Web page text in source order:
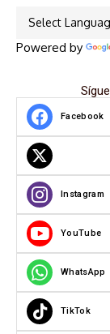
Powered by
Facebook
Instagram
YouTube
WhatsApp
TikTok